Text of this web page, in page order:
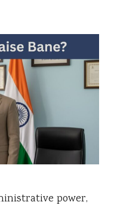
power,